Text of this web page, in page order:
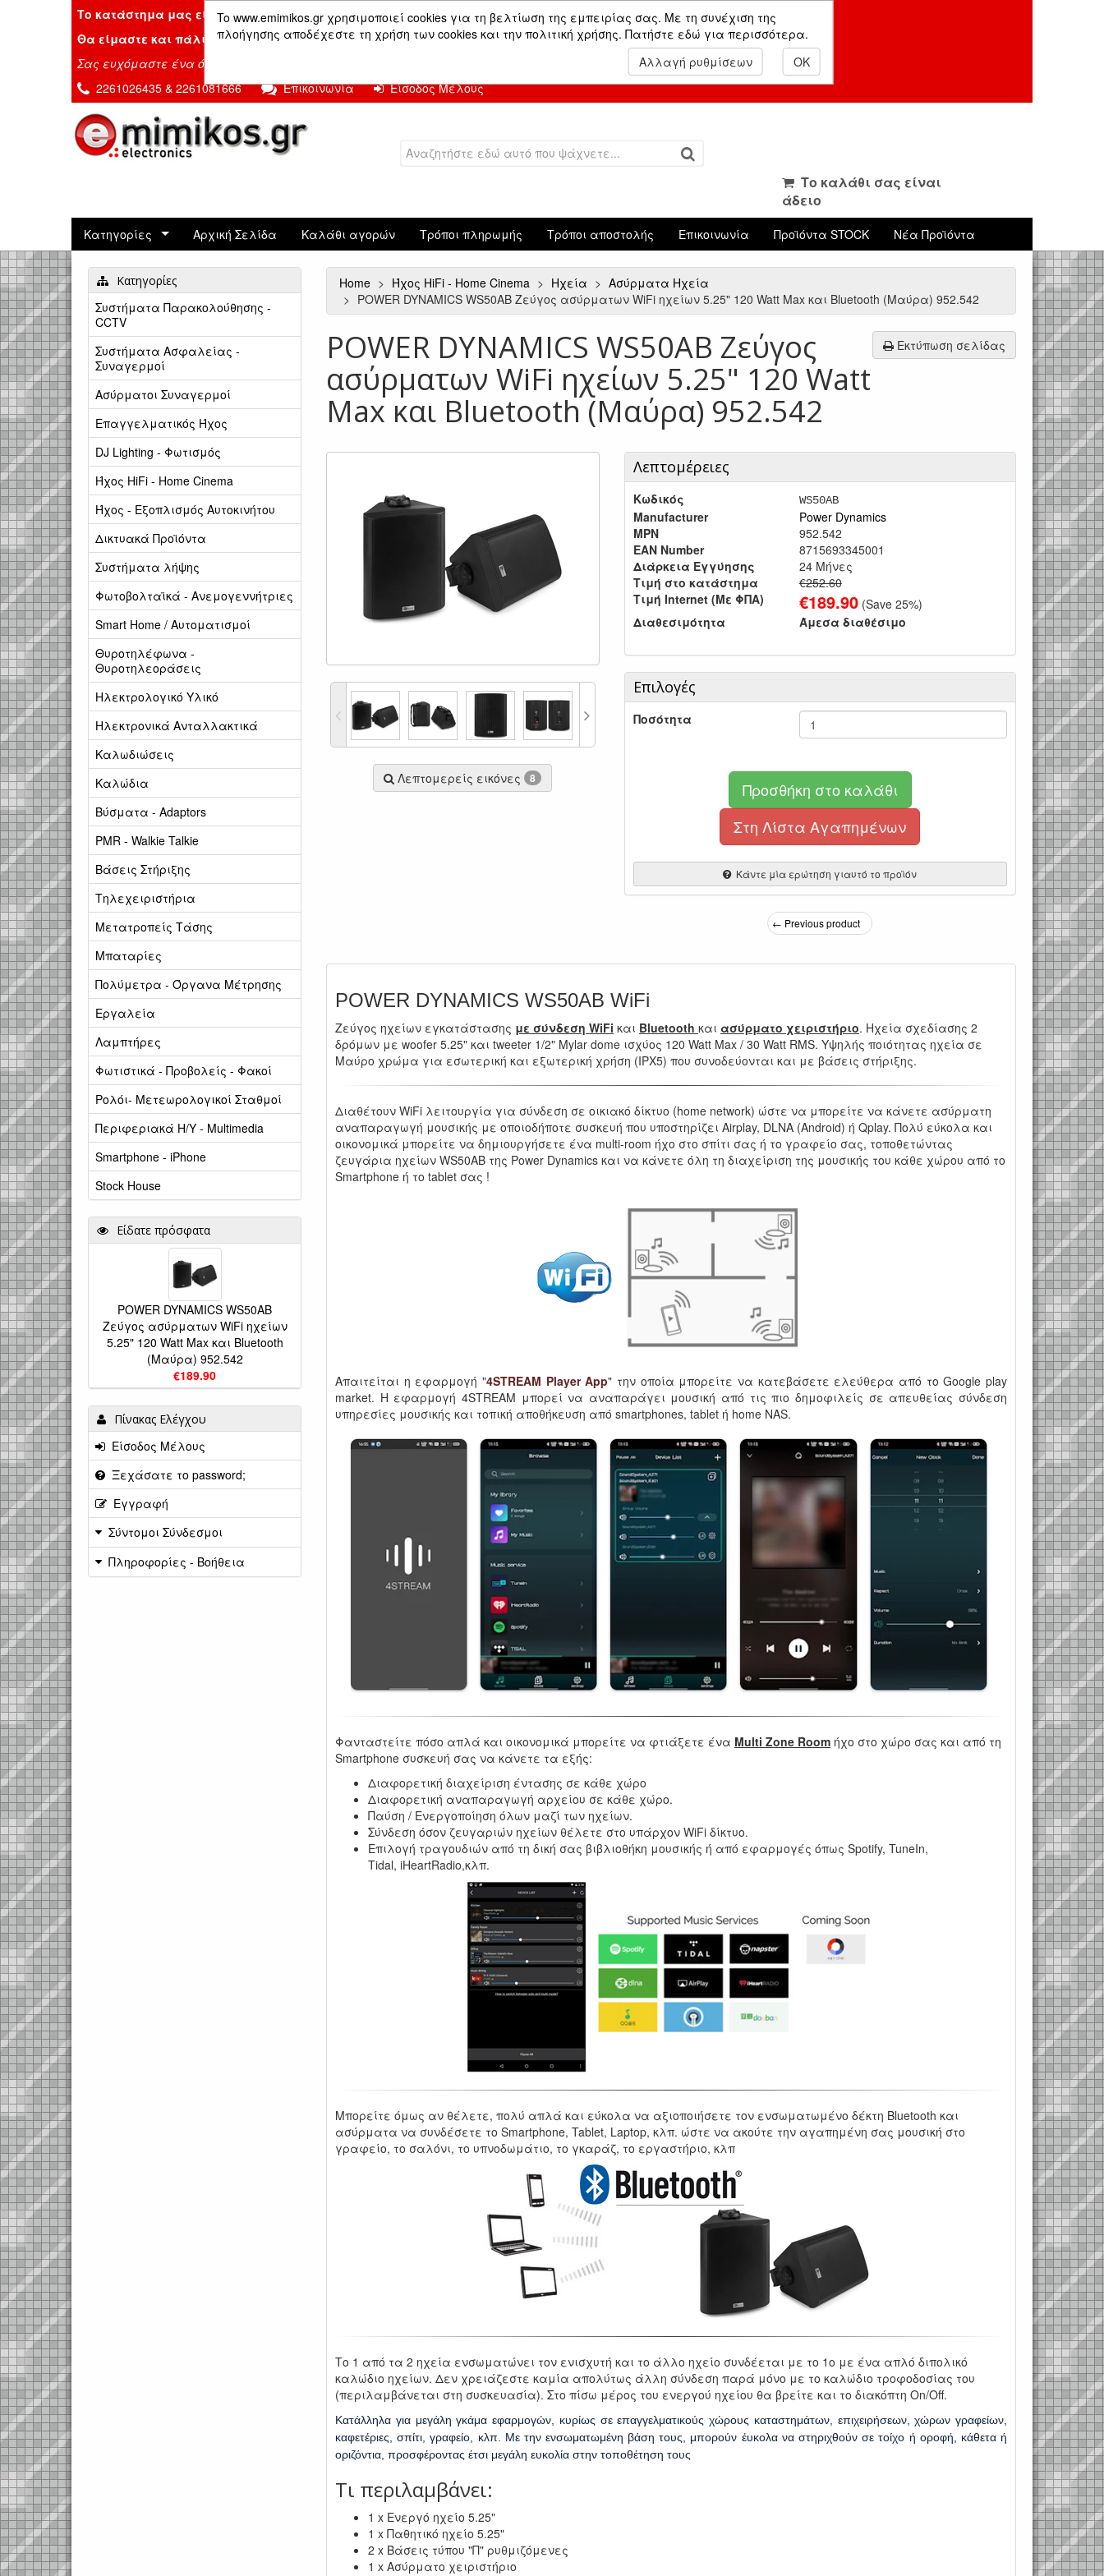
To www.emimikos.gr χρησιμοποιεί cookies για τη βελτίωση της εμπειρίας σας. Με τη συνέχιση της
πλοήγησης αποδέχεστε τη χρήση των cookies και την πολιτική χρήσης.Πατήστε εδώ για περισσότερα.
Αλλαγή ρυθμίσεων
OK
Το κατάστημα μας είναι κλειστό λόγω διακοπών.
Θα είμαστε και πάλι μαζί σας την Δευτέρα 24 Αυγούστου.
Σας ευχόμαστε ένα όμορφο καλοκαίρι!
2261026435 & 2261081666
Επικοινωνία Είσοδος Μέλους
Το καλάθι σας είναι
άδειο
Κατηγορίες Αρχική Σελίδα Καλάθι αγορών Τρόποι πληρωμής Τρόποι αποστολής Επικοινωνία Προϊόντα STOCK Νέα Προϊόντα
Home Ήχος HiFi - Home Cinema Ηχεία
Ασύρματα Ηχεία
POWER DYNAMICS WS50AB Ζεύγος ασύρματων WiFi ηχείων 5.25" 120 Watt Max και Bluetooth (Μαύρα) 952.542
Εκτύπωση σελίδας
POWER DYNAMICS WS50AB Ζεύγος
ασύρματων WiFi ηχείων 5.25" 120 Watt
Max και Bluetooth (Μαύρα) 952.542
Λεπτομερείς εικόνες 8
Λεπτομέρειες
Κωδικός WS50AB
Manufacturer
Power Dynamics
MPN
952.542
EAN Number
8715693345001
Διάρκεια Εγγύησης
24 Μήνες
Τιμή στο κατάστημα
€252.60
Τιμή Internet (Με ΦΠΑ)
€189.90(Save 25%)
Διαθεσιμότητα
Άμεσα διαθέσιμο
Επιλογές
Ποσότητα
Προσθήκη στο καλάθι
Στη Λίστα Αγαπημένων
Κάντε μία ερώτηση γιαυτό το προϊόν
← Previous product
POWER DYNAMICS WS50AB WiFi
Ζεύγος ηχείων εγκατάστασης με σύνδεση WiFi και Bluetooth και ασύρματο χειριστήριο. Ηχεία σχεδίασης 2
δρόμων με woofer 5.25" και tweeter 1/2" Mylar dome ισχύος 120 Watt Max / 30 Watt RMS. Υψηλής ποιότητας ηχεία σε
Μαύρο χρώμα για εσωτερική και εξωτερική χρήση (IPX5) που συνοδεύονται και με βάσεις στήριξης.
Διαθέτουν WiFi λειτουργία για σύνδεση σε οικιακό δίκτυο (home network) ώστε να μπορείτε να κάνετε ασύρματη
αναπαραγωγή μουσικής με οποιοδήποτε συσκευή που υποστηρίζει Airplay, DLNA (Android) ή Qplay. Πολύ εύκολα και
οικονομικά μπορείτε να δημιουργήσετε ένα multi-room ήχο στο σπίτι σας ή το γραφείο σας, τοποθετώντας
ζευγάρια ηχείων WS50AB της Power Dynamics και να κάνετε όλη τη διαχείριση της μουσικής του κάθε χώρου από το
Smartphone ή το tablet σας !
Απαιτείται η εφαρμογή "4STREAM Player App" την οποία μπορείτε να κατεβάσετε ελεύθερα από το Google play
market. Η εφαρμογή 4STREAM μπορεί να αναπαράγει μουσική από τις πιο δημοφιλείς σε απευθείας σύνδεση
υπηρεσίες μουσικής και τοπική αποθήκευση από smartphones, tablet ή home NAS.
Φανταστείτε πόσο απλά και οικονομικά μπορείτε να φτιάξετε ένα Multi Zone Room ήχο στο χώρο σας και από τη
Smartphone συσκευή σας να κάνετε τα εξής:
Διαφορετική διαχείριση έντασης σε κάθε χώρο
Διαφορετική αναπαραγωγή αρχείου σε κάθε χώρο.
Παύση / Ενεργοποίηση όλων μαζί των ηχείων.
Σύνδεση όσον ζευγαριών ηχείων θέλετε στο υπάρχον WiFi δίκτυο.
Επιλογή τραγουδιών από τη δική σας βιβλιοθήκη μουσικής ή από εφαρμογές όπως Spotify, TuneIn,
Tidal, iHeartRadio,κλπ.
Μπορείτε όμως αν θέλετε, πολύ απλά και εύκολα να αξιοποιήσετε τον ενσωματωμένο δέκτη Bluetooth και
ασύρματα να συνδέσετε το Smartphone, Tablet, Laptop, κλπ. ώστε να ακούτε την αγαπημένη σας μουσική στο
γραφείο, το σαλόνι, το υπνοδωμάτιο, το γκαράζ, το εργαστήριο, κλπ
Το 1 από τα 2 ηχεία ενσωματώνει τον ενισχυτή και το άλλο ηχείο συνδέεται με το 1ο με ένα απλό διπολικό
καλώδιο ηχείων. Δεν χρειάζεστε καμία απολύτως άλλη σύνδεση παρά μόνο με το καλώδιο τροφοδοσίας του
(περιλαμβάνεται στη συσκευασία). Στο πίσω μέρος του ενεργού ηχείου θα βρείτε και το διακόπτη On/Off.
Κατάλληλα για μεγάλη γκάμα εφαρμογών, κυρίως σε επαγγελματικούς χώρους καταστημάτων, επιχειρήσεων, χώρων γραφείων,
καφετέριες, σπίτι, γραφείο, κλπ. Με την ενσωματωμένη βάση τους, μπορούν έυκολα να στηριχθούν σε τοίχο ή οροφή, κάθετα ή
οριζόντια, προσφέροντας έτσι μεγάλη ευκολία στην τοποθέτηση τους
Τι περιλαμβάνει:
1 x Ενεργό ηχείο 5.25"
1 x Παθητικό ηχείο 5.25"
2 x Βάσεις τύπου "Π" ρυθμιζόμενες
1 x Ασύρματο χειριστήριο
Κατηγορίες
Συστήματα Παρακολούθησης -
CCTV
Συστήματα Ασφαλείας -
Συναγερμοί
Ασύρματοι Συναγερμοί
Επαγγελματικός Ήχος
DJ Lighting - Φωτισμός
Ήχος HiFi - Home Cinema
Ήχος - Εξοπλισμός Αυτοκινήτου
Δικτυακά Προϊόντα
Συστήματα λήψης
Φωτοβολταϊκά - Ανεμογεννήτριες
Smart Home / Αυτοματισμοί
Θυροτηλέφωνα -
Θυροτηλεοράσεις
Ηλεκτρολογικό Υλικό
Ηλεκτρονικά Ανταλλακτικά
Καλωδιώσεις
Καλώδια
Βύσματα - Adaptors
PMR - Walkie Talkie
Βάσεις Στήριξης
Τηλεχειριστήρια
Μετατροπείς Τάσης
Μπαταρίες
Πολύμετρα - Όργανα Μέτρησης
Εργαλεία
Λαμπτήρες
Φωτιστικά - Προβολείς - Φακοί
Ρολόι- Μετεωρολογικοί Σταθμοί
Περιφεριακά Η/Υ - Multimedia
Smartphone - iPhone
Stock House
Είδατε πρόσφατα
POWER DYNAMICS WS50AB
Ζεύγος ασύρματων WiFi ηχείων
5.25" 120 Watt Max και Bluetooth
(Μαύρα) 952.542
€189.90
Πίνακας Ελέγχου
Είσοδος Μέλους
Ξεχάσατε το password;
Εγγραφή
Σύντομοι Σύνδεσμοι
Πληροφορίες - Βοήθεια